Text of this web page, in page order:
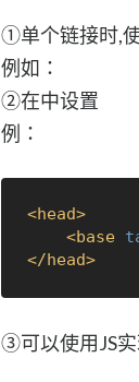
①单个链接时,
例如：
②在中设置
例：
<head>
<base
</head>
③可以使用JS实